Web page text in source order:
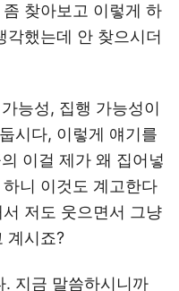
찾아보고 이렇게 하
했는데 안 찾으시더
가능성, 집행 가능성이
시다, 이렇게 얘기를
이걸 제가 왜 집어넣
니 이것도 계고한다
저도 웃으면서 그냥
계시죠?
. 지금 말씀하시니까